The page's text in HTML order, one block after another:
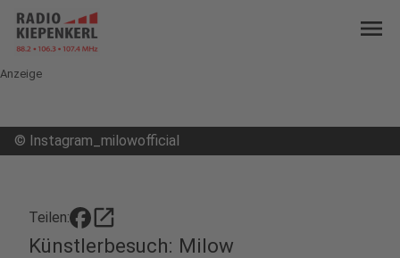
menu
Anzeige
© Instagram_milowofficial
Teilen: open_in_new
Künstlerbesuch: Milow